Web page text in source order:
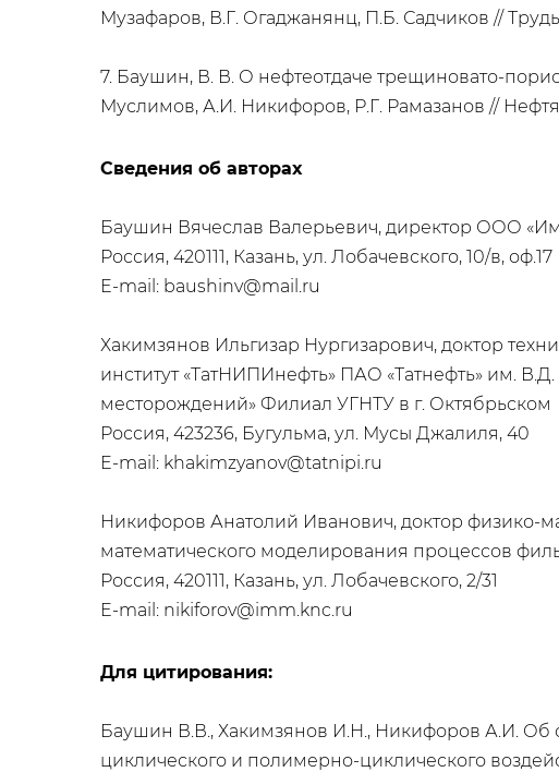
Музафаров, В.Г. Огаджанянц, П.Б. Садчиков //
7. Баушин, В. В. О нефтеотдаче трещиновато-
Муслимов, А.И. Никифоров, Р.Г. Рамазанов //
Сведения об авторах
Баушин Вячеслав Валерьевич, директор ООО
Россия, 420111, Казань, ул. Лобачевского, 10/в, оф.17
E-mail: baushinv@mail.ru
Хакимзянов Ильгизар Нургизарович, доктор
институт «ТатНИПИнефть» ПАО «Татнефть» им.
месторождений» Филиал УГНТУ в г. Октябрьском
Россия, 423236, Бугульма, ул. Мусы Джалиля, 40
E-mail: khakimzyanov@tatnipi.ru
Никифоров Анатолий Иванович, доктор физико-
математического моделирования процессов
Россия, 420111, Казань, ул. Лобачевского, 2/31
E-mail: nikiforov@imm.knc.ru
Для цитирования:
Баушин В.В., Хакимзянов И.Н., Никифоров А.И.
циклического и полимерно-циклического